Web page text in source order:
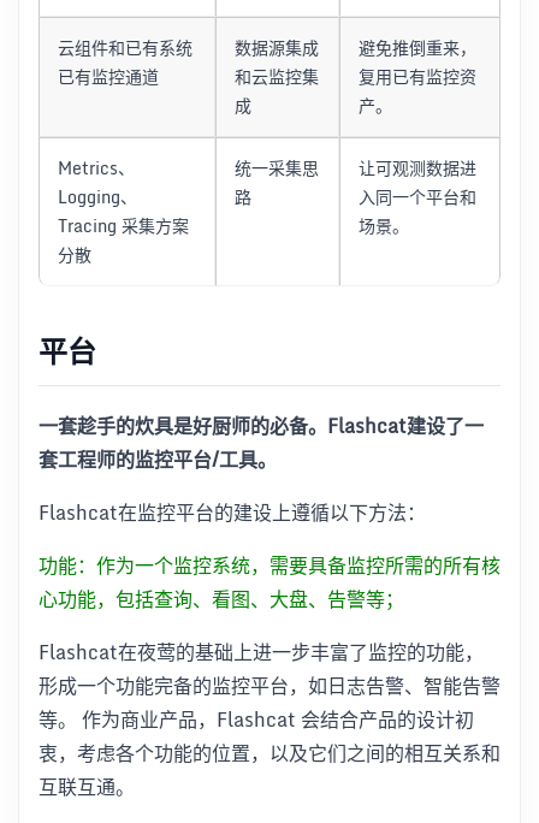
云组件和已有系统
已有监控通道
数据源集成
和云监控集
成
避免推倒重来，
复用已有监控资
产。
Metrics、
Logging、
Tracing 采集方案
分散
统一采集思
路
让可观测数据进
入同一个平台和
场景。
平台
一套趁手的炊具是好厨师的必备。Flashcat建设了一
套工程师的监控平台/工具。
Flashcat在监控平台的建设上遵循以下方法：
功能：作为一个监控系统，需要具备监控所需的所有核
心功能，包括查询、看图、大盘、告警等；
Flashcat在夜莺的基础上进一步丰富了监控的功能，
形成一个功能完备的监控平台，如日志告警、智能告警
等。 作为商业产品，Flashcat 会结合产品的设计初
衷，考虑各个功能的位置，以及它们之间的相互关系和
互联互通。